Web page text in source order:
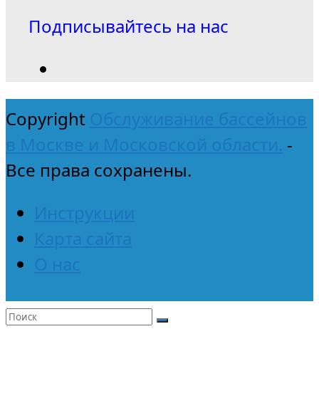
Подписывайтесь на нас
Copyright Обслуживание бассейнов
в Москве и Московской области. -
Все права сохранены.
Инструкции
Карта сайта
О нас